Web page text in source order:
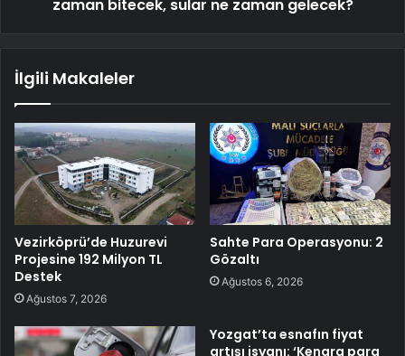
zaman bitecek, sular ne zaman gelecek?
İlgili Makaleler
Vezirköprü’de Huzurevi
Projesine 192 Milyon TL
Destek
Ağustos 7, 2026
Sahte Para Operasyonu: 2
Gözaltı
Ağustos 6, 2026
Yozgat’ta esnafın fiyat
artışı isyanı: ‘Kenara para